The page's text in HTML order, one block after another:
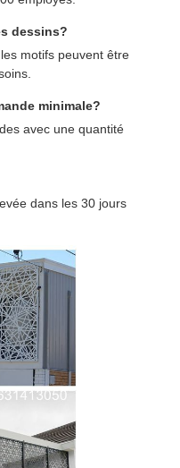
dessins?
motifs peuvent être
minimale?
avec une quantité
dans les 30 jours